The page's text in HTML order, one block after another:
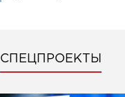
СПЕЦПРОЕКТЫ